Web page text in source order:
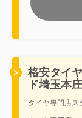
格安タイ
ド埼玉本庄
タイヤ専門店ス